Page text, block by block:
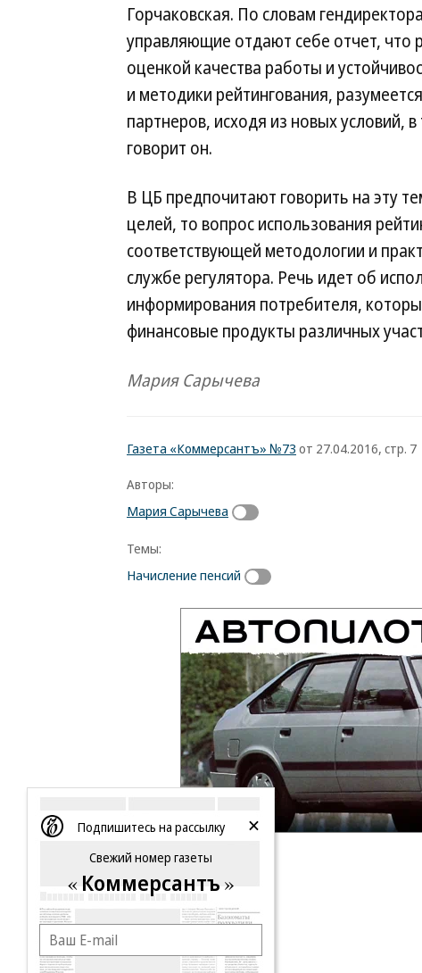
Горчаковская. По словам
управляющие отдают себе отчет, что
оценкой качества работы и
и методики рейтингования,
партнеров, исходя из новых условий,
говорит он.
В ЦБ предпочитают говорить на эту
целей, то вопрос использования
соответствующей методологии и
службе регулятора. Речь идет об
информирования потребителя,
финансовые продукты различных
Мария Сарычева
Газета «Коммерсантъ» №73 от 27.04.2016, стр. 7
Авторы:
Мария Сарычева
Темы:
Начисление пенсий
Подпишитесь на рассылку
Свежий номер газеты
Коммерсантъ